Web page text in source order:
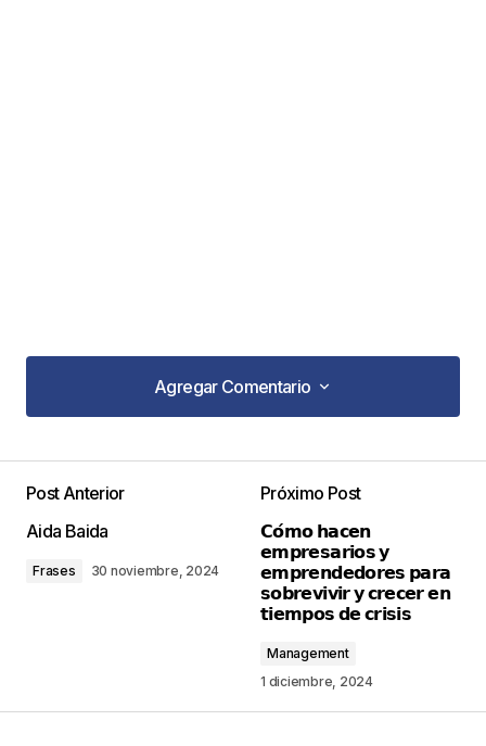
Agregar Comentario
Agregar Comentario
publicada.
Los campos obligatorios están
Post Anterior
Aida Baida
Frases 30 noviembre, 2024
Próximo Post
𝗖𝗼́𝗺𝗼 𝗵𝗮𝗰𝗲𝗻
𝗲𝗺𝗽𝗿𝗲𝘀𝗮𝗿𝗶𝗼𝘀 𝘆
𝗲𝗺𝗽𝗿𝗲𝗻𝗱𝗲𝗱𝗼𝗿𝗲𝘀 𝗽𝗮𝗿𝗮
𝘀𝗼𝗯𝗿𝗲𝘃𝗶𝘃𝗶𝗿 𝘆 𝗰𝗿𝗲𝗰𝗲𝗿 𝗲𝗻
𝘁𝗶𝗲𝗺𝗽𝗼𝘀 𝗱𝗲 𝗰𝗿𝗶𝘀𝗶𝘀
Management
1 diciembre, 2024